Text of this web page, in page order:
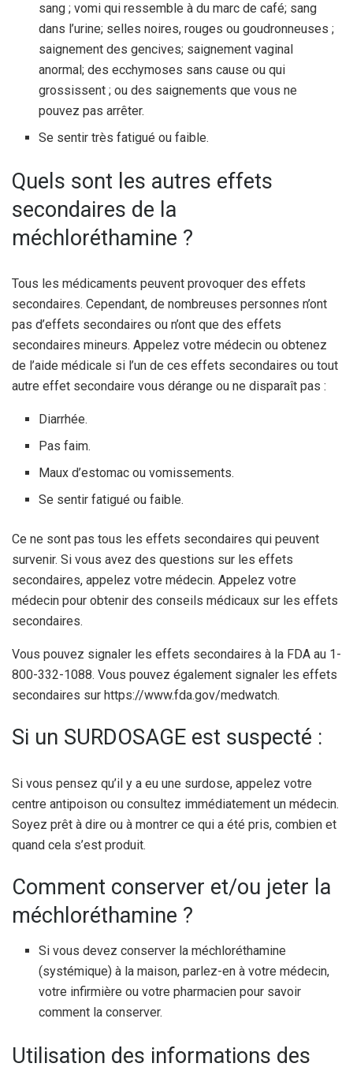
sang ; vomi qui ressemble à du marc de café; sang
dans l’urine; selles noires, rouges ou goudronneuses ;
saignement des gencives; saignement vaginal
anormal; des ecchymoses sans cause ou qui
grossissent ; ou des saignements que vous ne
pouvez pas arrêter.
Se sentir très fatigué ou faible.
Quels sont les autres effets
secondaires de la
méchloréthamine ?
Tous les médicaments peuvent provoquer des effets
secondaires. Cependant, de nombreuses personnes n’ont
pas d’effets secondaires ou n’ont que des effets
secondaires mineurs. Appelez votre médecin ou obtenez
de l’aide médicale si l’un de ces effets secondaires ou tout
autre effet secondaire vous dérange ou ne disparaît pas :
Diarrhée.
Pas faim.
Maux d’estomac ou vomissements.
Se sentir fatigué ou faible.
Ce ne sont pas tous les effets secondaires qui peuvent
survenir. Si vous avez des questions sur les effets
secondaires, appelez votre médecin. Appelez votre
médecin pour obtenir des conseils médicaux sur les effets
secondaires.
Vous pouvez signaler les effets secondaires à la FDA au 1-
800-332-1088. Vous pouvez également signaler les effets
secondaires sur https://www.fda.gov/medwatch.
Si un SURDOSAGE est suspecté :
Si vous pensez qu’il y a eu une surdose, appelez votre
centre antipoison ou consultez immédiatement un médecin.
Soyez prêt à dire ou à montrer ce qui a été pris, combien et
quand cela s’est produit.
Comment conserver et/ou jeter la
méchloréthamine ?
Si vous devez conserver la méchloréthamine
(systémique) à la maison, parlez-en à votre médecin,
votre infirmière ou votre pharmacien pour savoir
comment la conserver.
Utilisation des informations des